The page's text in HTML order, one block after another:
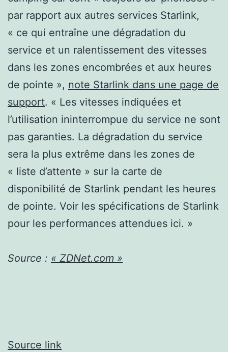
par rapport aux autres services Starlink,
« ce qui entraîne une dégradation du
service et un ralentissement des vitesses
dans les zones encombrées et aux heures
de pointe », note Starlink dans une page de
support. « Les vitesses indiquées et
l’utilisation ininterrompue du service ne sont
pas garanties. La dégradation du service
sera la plus extrême dans les zones de
« liste d’attente » sur la carte de
disponibilité de Starlink pendant les heures
de pointe. Voir les spécifications de Starlink
pour les performances attendues ici. »
Source : « ZDNet.com »
Source link